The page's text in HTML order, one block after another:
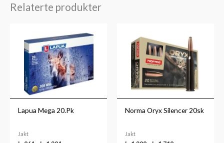
Relaterte produkter
Lapua Mega 20.Pk
Jakt
kr964
til
kr1,394
Norma Oryx Silencer 20sk
Jakt
kr1,399
til
kr1,719